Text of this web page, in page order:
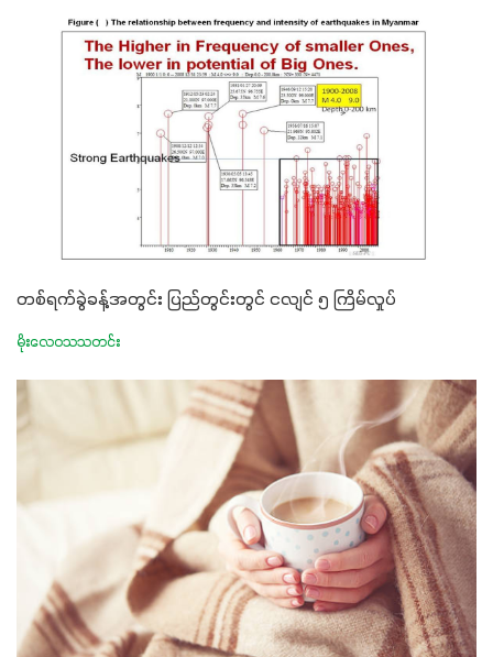
တစ်ရက်ခွဲခန့်အတွင်း ပြည်တွင်းတွင် ငလျင် ၅ ကြိမ်လှုပ်
မိုးလေဝသသတင်း